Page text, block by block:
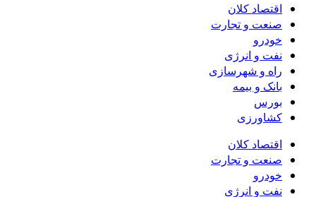
اقتصاد کلان
صنعت و تجارت
خودرو
نفت و انرژی
راه و شهرسازی
بانک و بیمه
بورس
کشاورزی
اقتصاد کلان
صنعت و تجارت
خودرو
نفت و انرژی